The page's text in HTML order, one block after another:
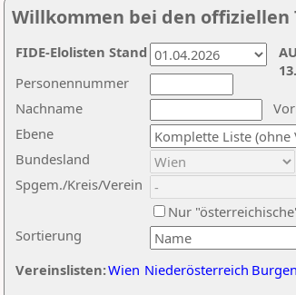
Willkommen bei den offiziellen
Nachname
Ebene
Sortierung
Personennummer
Bundesland
Spgem./Kreis/Verein
Nur
Vereinslisten:Wien Niederösterreich
FIDE-Elolisten Stand